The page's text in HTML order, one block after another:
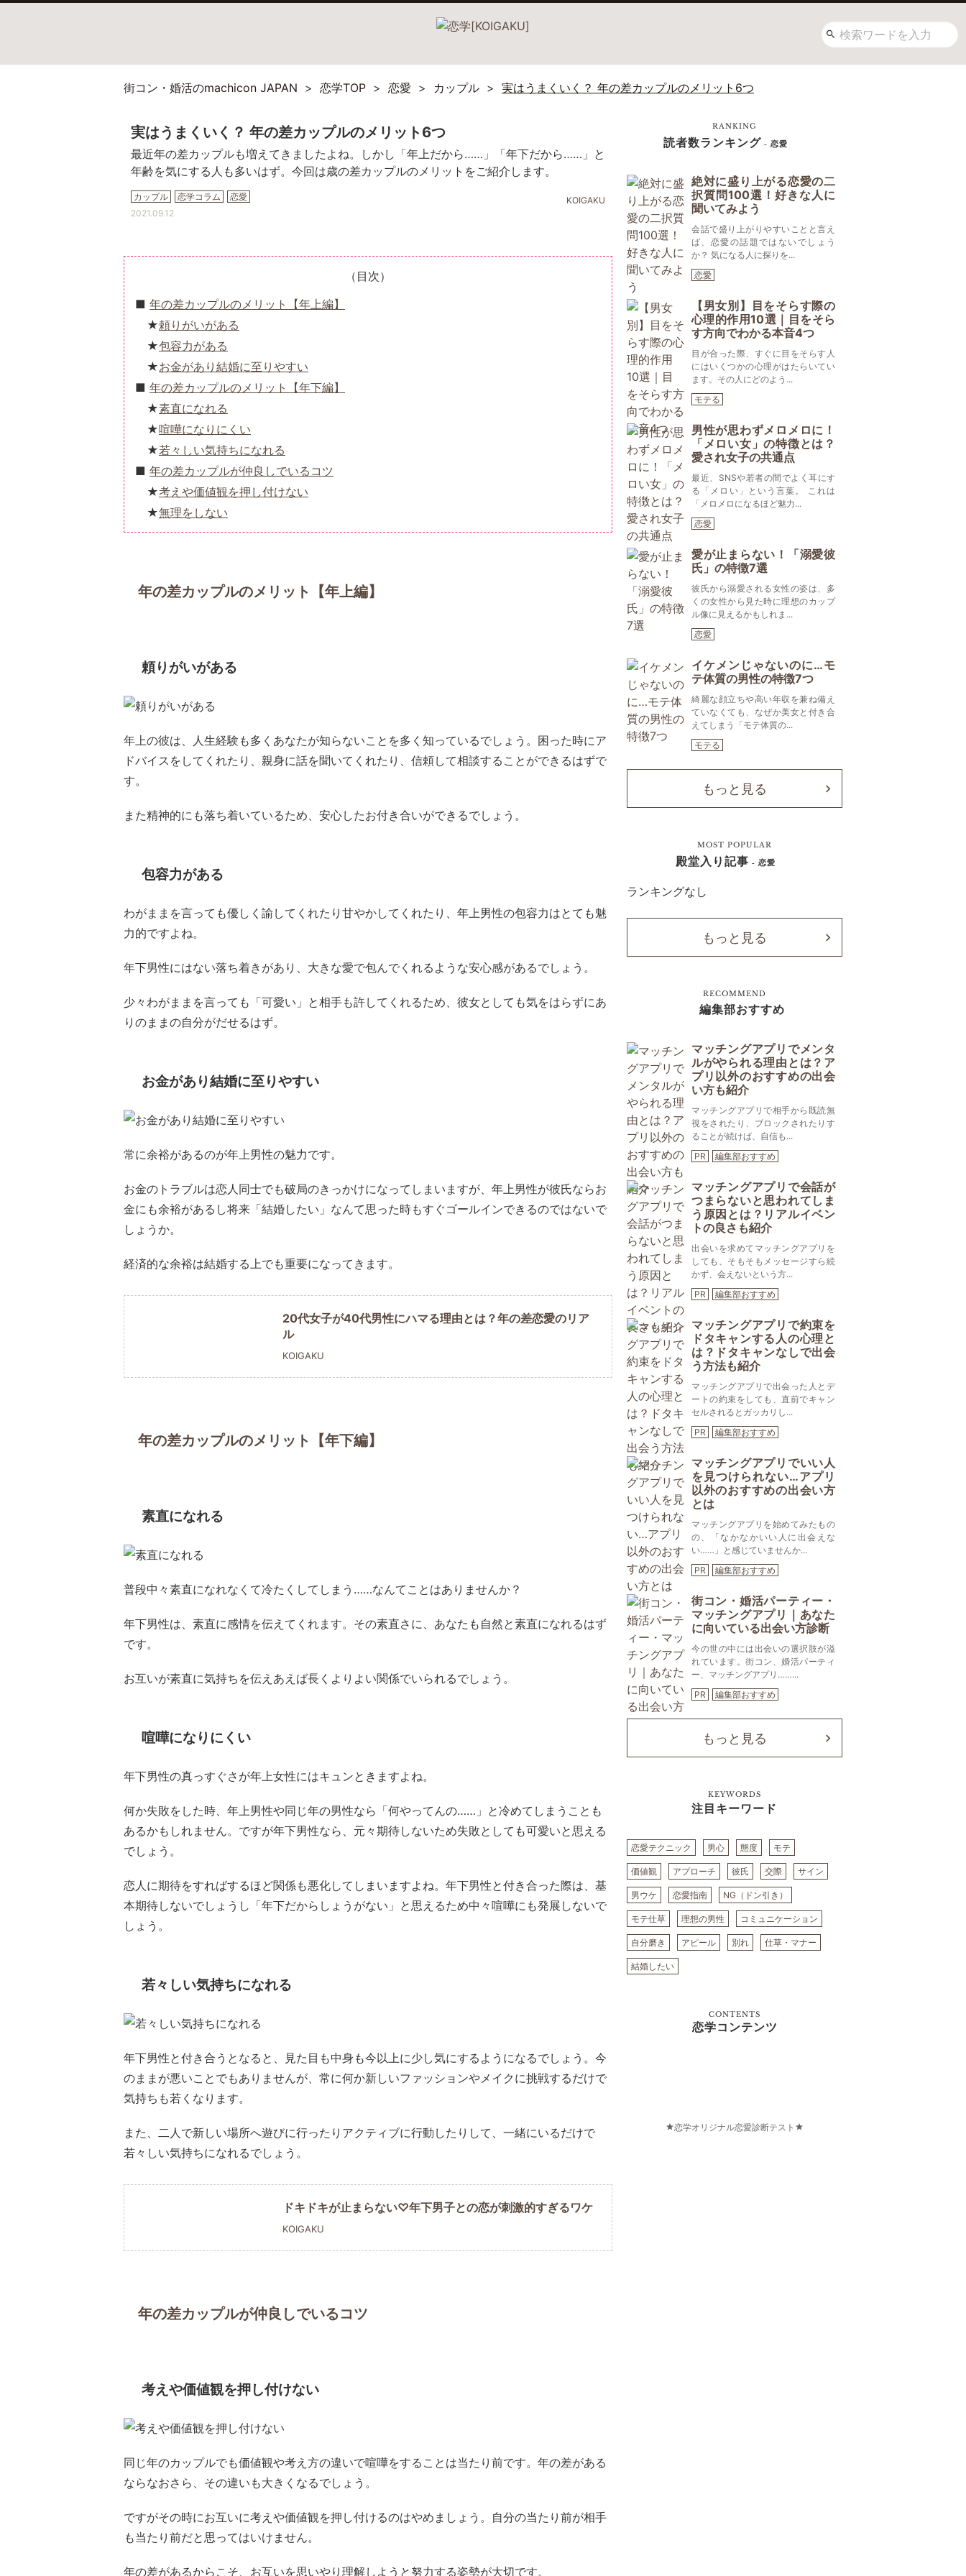
街コン・婚活のmachicon JAPAN 恋学TOP 恋愛 カップル 実はうまくいく？ 年の差カップルのメリット6つ
実はうまくいく？ 年の差カップルのメリット6つ
最近年の差カップルも増えてきましたよね。しかし「年上だから……」「年下だから……」と
年齢を気にする人も多いはず。今回は歳の差カップルのメリットをご紹介します。
カップル 恋学コラム 恋愛
KOIGAKU
2021.09.12
（目次）
年の差カップルのメリット【年上編】
頼りがいがある
包容力がある
お金があり結婚に至りやすい
年の差カップルのメリット【年下編】
素直になれる
喧嘩になりにくい
若々しい気持ちになれる
年の差カップルが仲良しでいるコツ
考えや価値観を押し付けない
無理をしない
年の差カップルのメリット【年上編】
頼りがいがある
年上の彼は、人生経験も多くあなたが知らないことを多く知っているでしょう。困った時にア
ドバイスをしてくれたり、親身に話を聞いてくれたり、信頼して相談することができるはずで
す。
また精神的にも落ち着いているため、安心したお付き合いができるでしょう。
包容力がある
わがままを言っても優しく諭してくれたり甘やかしてくれたり、年上男性の包容力はとても魅
力的ですよね。
年下男性にはない落ち着きがあり、大きな愛で包んでくれるような安心感があるでしょう。
少々わがままを言っても「可愛い」と相手も許してくれるため、彼女としても気をはらずにあ
りのままの自分がだせるはず。
お金があり結婚に至りやすい
常に余裕があるのが年上男性の魅力です。
お金のトラブルは恋人同士でも破局のきっかけになってしまいますが、年上男性が彼氏ならお
金にも余裕があるし将来「結婚したい」なんて思った時もすぐゴールインできるのではないで
しょうか。
経済的な余裕は結婚する上でも重要になってきます。
20代女子が40代男性にハマる理由とは？年の差恋愛のリア
ル
KOIGAKU
年の差カップルのメリット【年下編】
素直になれる
普段中々素直になれなくて冷たくしてしまう……なんてことはありませんか？
年下男性は、素直に感情を伝えてくれます。その素直さに、あなたも自然と素直になれるはず
です。
お互いが素直に気持ちを伝えあえば長くよりよい関係でいられるでしょう。
喧嘩になりにくい
年下男性の真っすぐさが年上女性にはキュンときますよね。
何か失敗をした時、年上男性や同じ年の男性なら「何やってんの……」と冷めてしまうことも
あるかもしれません。ですが年下男性なら、元々期待しないため失敗としても可愛いと思える
でしょう。
恋人に期待をすればするほど関係も悪化してしまいますよね。年下男性と付き合った際は、基
本期待しないでしょうし「年下だからしょうがない」と思えるため中々喧嘩にも発展しないで
しょう。
若々しい気持ちになれる
年下男性と付き合うとなると、見た目も中身も今以上に少し気にするようになるでしょう。今
のままが悪いことでもありませんが、常に何か新しいファッションやメイクに挑戦するだけで
気持ちも若くなります。
また、二人で新しい場所へ遊びに行ったりアクティブに行動したりして、一緒にいるだけで
若々しい気持ちになれるでしょう。
ドキドキが止まらない♡年下男子との恋が刺激的すぎるワケ
KOIGAKU
年の差カップルが仲良しでいるコツ
考えや価値観を押し付けない
同じ年のカップルでも価値観や考え方の違いで喧嘩をすることは当たり前です。年の差がある
ならなおさら、その違いも大きくなるでしょう。
ですがその時にお互いに考えや価値観を押し付けるのはやめましょう。自分の当たり前が相手
も当たり前だと思ってはいけません。
年の差があるからこそ、お互いを思いやり理解しようと努力する姿勢が大切です。
RANKING
読者数ランキング - 恋愛
絶対に盛り上がる恋愛の二
択質問100選！好きな人に
聞いてみよう
会話で盛り上がりやすいことと言え
ば、恋愛の話題ではないでしょう
か？ 気になる人に探りを...
恋愛
【男女別】目をそらす際の
心理的作用10選｜目をそら
す方向でわかる本音4つ
目が合った際、すぐに目をそらす人
にはいくつかの心理がはたらいてい
ます。その人にどのよう...
モテる
男性が思わずメロメロに！
「メロい女」の特徴とは？
愛され女子の共通点
最近、SNSや若者の間でよく耳にす
る「メロい」という言葉。 これは
「メロメロになるほど魅力...
恋愛
愛が止まらない！「溺愛彼
氏」の特徴7選
彼氏から溺愛される女性の姿は、多
くの女性から見た時に理想のカップ
ル像に見えるかもしれま...
恋愛
イケメンじゃないのに…モ
テ体質の男性の特徴7つ
綺麗な顔立ちや高い年収を兼ね備え
ていなくても、なぜか美女と付き合
えてしまう「モテ体質の...
モテる
もっと見る
MOST POPULAR
殿堂入り記事 - 恋愛
ランキングなし
もっと見る
RECOMMEND
編集部おすすめ
マッチングアプリでメンタ
ルがやられる理由とは？ア
プリ以外のおすすめの出会
い方も紹介
マッチングアプリで相手から既読無
視をされたり、ブロックされたりす
ることが続けば、自信も...
PR
編集部おすすめ
マッチングアプリで会話が
つまらないと思われてしま
う原因とは？リアルイベン
トの良さも紹介
出会いを求めてマッチングアプリを
しても、そもそもメッセージすら続
かず、会えないという方...
PR
編集部おすすめ
マッチングアプリで約束を
ドタキャンする人の心理と
は？ドタキャンなしで出会
う方法も紹介
マッチングアプリで出会った人とデ
ートの約束をしても、直前でキャン
セルされるとガッカリし...
PR
編集部おすすめ
マッチングアプリでいい人
を見つけられない…アプリ
以外のおすすめの出会い方
とは
マッチングアプリを始めてみたもの
の、「なかなかいい人に出会えな
い……」と感じていませんか...
PR
編集部おすすめ
街コン・婚活パーティー・
マッチングアプリ｜あなた
に向いている出会い方診断
今の世の中には出会いの選択肢が溢
れています。街コン、婚活パーティ
ー、マッチングアプリ……...
PR
編集部おすすめ
もっと見る
KEYWORDS
注目キーワード
恋愛テクニック 男心 態度 モテ
価値観 アプローチ 彼氏 交際 サイン
男ウケ 恋愛指南 NG（ドン引き）
モテ仕草 理想の男性 コミュニケーション
自分磨き アピール 別れ 仕草・マナー
結婚したい
CONTENTS
恋学コンテンツ
恋学オリジナル恋愛診断テスト